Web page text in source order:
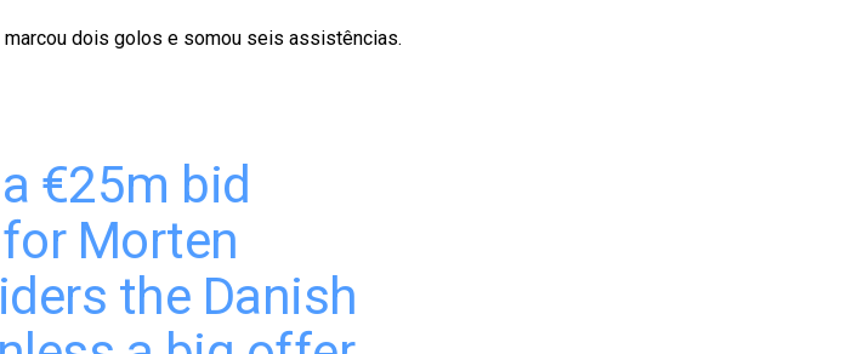
dois golos e somou seis assistências.
€25m bid
for Morten
the Danish